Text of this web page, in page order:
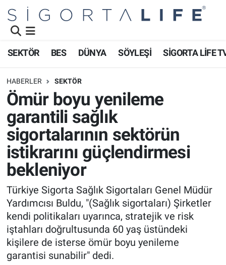
SEKTÖR BES DÜNYA SÖYLEŞİ SİGORTA LİFE
HABERLER SEKTÖR
Ömür boyu yenileme
garantili sağlık
sigortalarının sektörün
istikrarını güçlendirmesi
bekleniyor
Türkiye Sigorta Sağlık Sigortaları Genel Müdür
Yardımcısı Buldu, "(Sağlık sigortaları) Şirketler
kendi politikaları uyarınca, stratejik ve risk
iştahları doğrultusunda 60 yaş üstündeki
kişilere de isterse ömür boyu yenileme
garantisi sunabilir" dedi.
Namaz Vakitleri
Trafik Durumu
Süper Lig Puan Durumu ve Fikstür
Tüm Manşetler
Son Dakika Haberleri
Haber Arşivi